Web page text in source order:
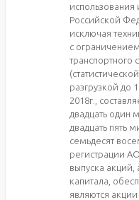
использования
Российской
исключая
с
транспортного
разгрузкой до
2018г.,
двадцать один
двадцать пять
семьдесят
регистрации
выпуска акций,
капитала,
являются